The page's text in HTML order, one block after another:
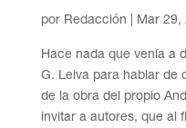
por Redacción Mar 29,
Hace nada que venía a
G. Leiva para hablar de
de la obra del propio
invitar a autores, que al